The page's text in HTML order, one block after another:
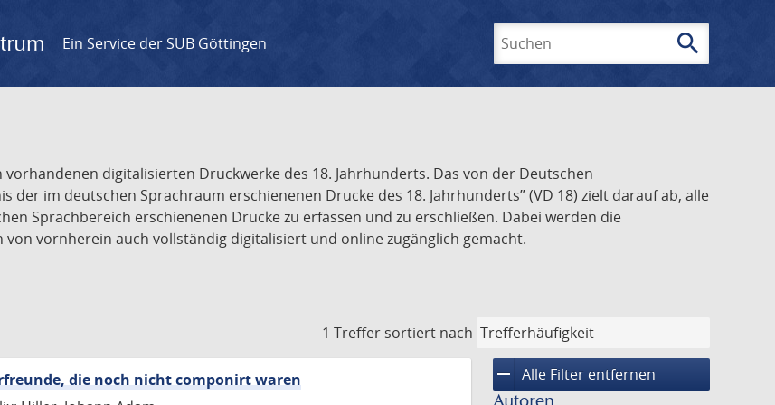
Ein Service der SUB Göttingen search
digitalisierten Druckwerke des 18. Jahrhunderts. Das von der Deutschen
der im deutschen Sprachraum erschienenen Drucke des 18. Jahrhunderts” (VD 18) zielt darauf ab, alle
Sprachbereich erschienenen Drucke zu erfassen und zu erschließen. Dabei werden die
vornherein auch vollständig digitalisiert und online zugänglich gemacht.
1 Treffer sortiert nach
remove Alle Filter entfernen
die noch nicht componirt waren